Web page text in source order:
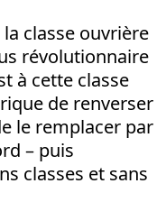
classe ouvrière
révolutionnaire
à cette classe
de renverser
le remplacer par
– puis
classes et sans